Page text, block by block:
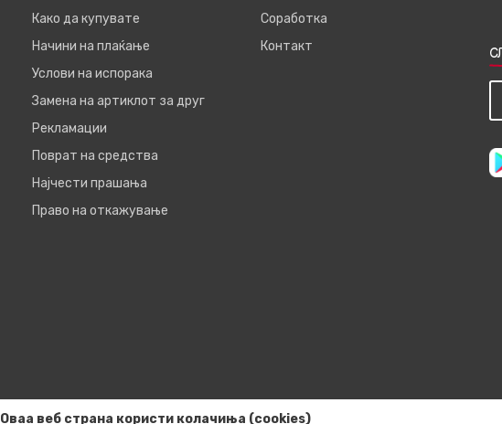
Како да купувате
Начини на плаќање
Услови на испорака
Замена на артиклот за друг
Рекламации
Поврат на средства
Најчести прашања
Право на откажување
Соработка
Контакт
Оваа веб страна користи колачиња (cookies)